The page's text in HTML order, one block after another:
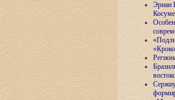
Эрнан